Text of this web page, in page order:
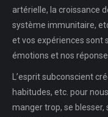
artérielle, la croissance
système immunitaire,
et vos expériences sont
émotions et nos
L’esprit subconscient
habitudes, etc. pour
manger trop, se